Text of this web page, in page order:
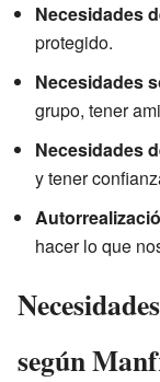
Necesidades
protegido.
Necesidades
grupo, tener
Necesidades
y tener
hacer lo que
según